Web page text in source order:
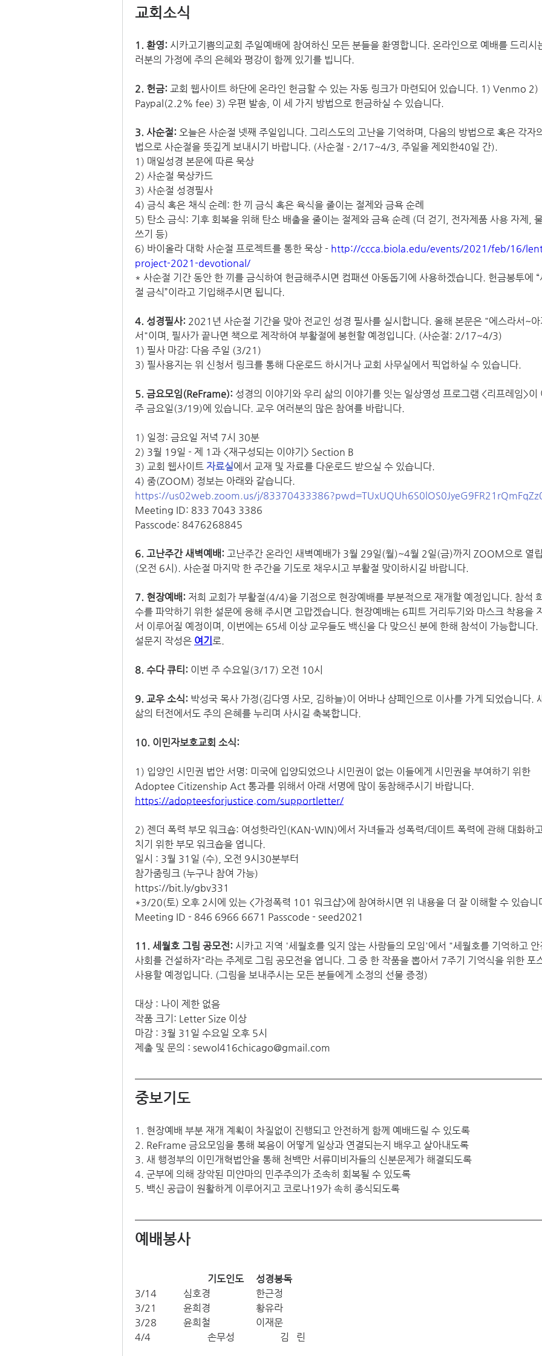
교회소식
1. 환영: 시카고기쁨의교회 주일예배에 참여하신 모든 분들을 환영합니다. 온라인으로 예배를 드리시
러분의 가정에 주의 은혜와 평강이 함께 있기를 빕니다.
2. 헌금: 교회 웹사이트 하단에 온라인 헌금할 수 있는 자동 링크가 마련되어 있습니다. 1) Venmo 2)
Paypal(2.2% fee) 3) 우편 발송, 이 세 가지 방법으로 헌금하실 수 있습니다.
3. 사순절: 오늘은 사순절 넷째 주일입니다. 그리스도의 고난을 기억하며, 다음의 방법으로 혹은 각자
법으로 사순절을 뜻깊게 보내시기 바랍니다. (사순절 - 2/17~4/3, 주일을 제외한40일 간).
1) 매일성경 본문에 따른 묵상
2) 사순절 묵상카드
3) 사순절 성경필사
4) 금식 혹은 채식 순례: 한 끼 금식 혹은 육식을 줄이는 절제와 금욕 순례
5) 탄소 금식: 기후 회복을 위해 탄소 배출을 줄이는 절제와 금욕 순례 (더 걷기, 전자제품 사용 자제,
쓰기 등)
6) 바이올라 대학 사순절 프로젝트를 통한 묵상 - http://ccca.biola.edu/events/2021/feb/16/
project-2021-devotional/
* 사순절 기간 동안 한 끼를 금식하여 헌금해주시면 컴패션 아동돕기에 사용하겠습니다. 헌금봉투에 “
절 금식”이라고 기입해주시면 됩니다.
4. 성경필사: 2021년 사순절 기간을 맞아 전교인 성경 필사를 실시합니다. 올해 본문은 "에스라서~아
서"이며, 필사가 끝나면 책으로 제작하여 부활절에 봉헌할 예정입니다. (사순절: 2/17~4/3)
1) 필사 마감: 다음 주일 (3/21)
3) 필사용지는 위 신청서 링크를 통해 다운로드 하시거나 교회 사무실에서 픽업하실 수 있습니다.
5. 금요모임(ReFrame): 성경의 이야기와 우리 삶의 이야기를 잇는 일상영성 프로그램 <리프레임>이
주 금요일(3/19)에 있습니다. 교우 여러분의 많은 참여를 바랍니다.
1) 일정: 금요일 저녁 7시 30분
2) 3월 19일 - 제 1과 <재구성되는 이야기> Section B
3) 교회 웹사이트 자료실에서 교재 및 자료를 다운로드 받으실 수 있습니다.
4) 줌(ZOOM) 정보는 아래와 같습니다.
https://us02web.zoom.us/j/
Meeting ID: 833 7043 3386
Passcode: 8476268845
6. 고난주간 새벽예배: 고난주간 온라인 새벽예배가 3월 29일(월)~4월 2일(금)까지 ZOOM으로 열
(오전 6시). 사순절 마지막 한 주간을 기도로 채우시고 부활절 맞이하시길 바랍니다.
7. 현장예배: 저희 교회가 부활절(4/4)을 기점으로 현장예배를 부분적으로 재개할 예정입니다. 참석
수를 파악하기 위한 설문에 응해 주시면 고맙겠습니다. 현장예배는 6피트 거리두기와 마스크 착용을
서 이루어질 예정이며, 이번에는 65세 이상 교우들도 백신을 다 맞으신 분에 한해 참석이 가능합니다.
설문지 작성은 여기 로.
8. 수다 큐티: 이번 주 수요일(3/17) 오전 10시
9. 교우 소식: 박성국 목사 가정(김다영 사모, 김하늘)이 어바나 샴페인으로 이사를 가게 되었습니다.
삶의 터전에서도 주의 은혜를 누리며 사시길 축복합니다.
10. 이민자보호교회 소식:
1) 입양인 시민권 법안 서명: 미국에 입양되었으나 시민권이 없는 이들에게 시민권을 부여하기 위한
Adoptee Citizenship Act 통과를 위해서 아래 서명에 많이 동참해주시기 바랍니다.
https://adopteesforjustice.com/supportletter/
2) 젠더 폭력 부모 워크숍: 여성핫라인(KAN-WIN)에서 자녀들과 성폭력/데이트 폭력에 관해 대화하
치기 위한 부모 워크숍을 엽니다.
일시 : 3월 31일 (수), 오전 9시30분부터
참가줌링크 (누구나 참여 가능)
https://bit.ly/gbv331
*3/20(토) 오후 2시에 있는 <가정폭력 101 워크샵>에 참여하시면 위 내용을 더 잘 이해할 수 있습니
Meeting ID - 846 6966 6671 Passcode - seed2021
11. 세월호 그림 공모전: 시카고 지역 '세월호를 잊지 않는 사람들의 모임'에서 "세월호를 기억하고 안
사회를 건설하자"라는 주제로 그림 공모전을 엽니다. 그 중 한 작품을 뽑아서 7주기 기억식을 위한 포
사용할 예정입니다. (그림을 보내주시는 모든 분들에게 소정의 선물 증정)
대상 : 나이 제한 없음
작품 크기: Letter Size 이상
마감 : 3월 31일 수요일 오후 5시
제출 및 문의 : sewol416chicago@gmail.com
중보기도
1. 현장예배 부분 재개 계획이 차질없이 진행되고 안전하게 함께 예배드릴 수 있도록
2. ReFrame 금요모임을 통해 복음이 어떻게 일상과 연결되는지 배우고 살아내도록
3. 새 행정부의 이민개혁법안을 통해 천백만 서류미비자들의 신분문제가 해결되도록
4. 군부에 의해 장악된 미얀마의 민주주의가 조속히 회복될 수 있도록
5. 백신 공급이 원활하게 이루어지고 코로나19가 속히 종식되도록
예배봉사
기도인도	성경봉독
3/14		심호경		한근정
3/21		윤희경		황유라
3/28		윤희철		이재문